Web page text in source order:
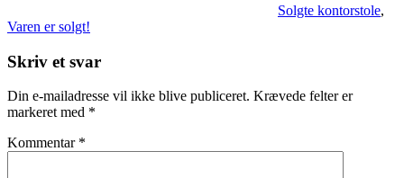
Solgte kontorstole,
Varen er solgt!
Skriv et svar
Din e-mailadresse vil ikke blive publiceret. Krævede felter er
markeret med *
Kommentar *